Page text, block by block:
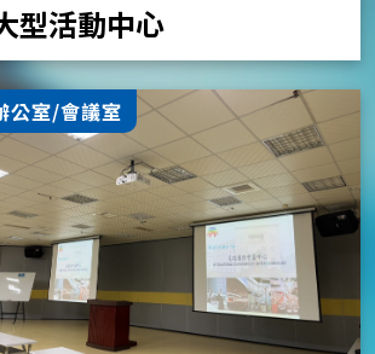
型活動中心
公室/會議室